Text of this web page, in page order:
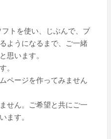
トを使い、じぶんで、ブ
ようになるまで、ご一緒
思います。
。
ページを作ってみません
せん。ご希望と共にご一
ます。